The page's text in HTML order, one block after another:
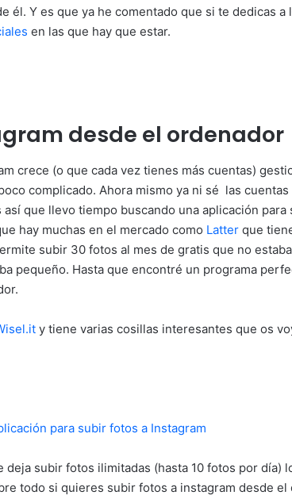
él. Y es que ya he comentado que si te dedicas a
en las que hay que estar.
desde el ordenador
crece (o que cada vez tienes más cuentas)
complicado. Ahora mismo ya ni sé las
que llevo tiempo buscando una aplicación para
hay muchas en el mercado como Latter que
subir 30 fotos al mes de gratis que no
pequeño. Hasta que encontré un programa
y tiene varias cosillas interesantes que os
subir fotos ilimitadas (hasta 10 fotos por día)
todo si quieres subir fotos a instagram desde el